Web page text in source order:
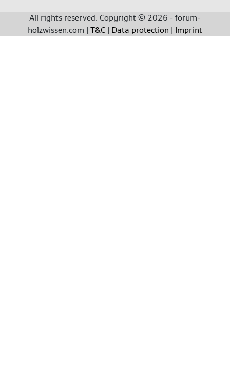
All rights reserved. Copyright © 2026 - forum-
holzwissen.com | T&C| Data protection | Imprint